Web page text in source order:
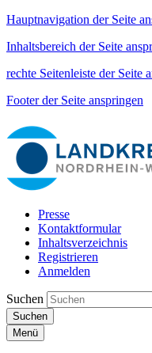
Hauptnavigation der Seite
Inhaltsbereich der Seite
rechte Seitenleiste der Seite
Footer der Seite anspringen
Presse
Kontaktformular
Inhaltsverzeichnis
Registrieren
Anmelden
Suchen
Suchen
Menü